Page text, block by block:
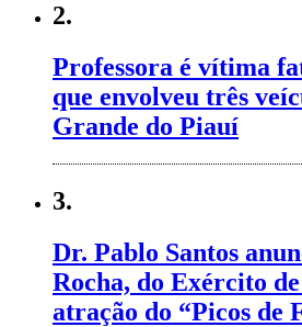
2.
Professora é vítima
que envolveu três
Grande do Piauí
3.
Dr. Pablo Santos
Rocha, do Exército
atração do “Picos de